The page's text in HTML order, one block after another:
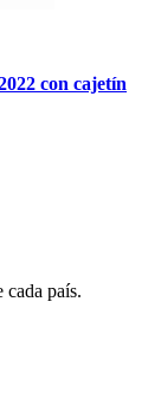
con cajetín
cada país.